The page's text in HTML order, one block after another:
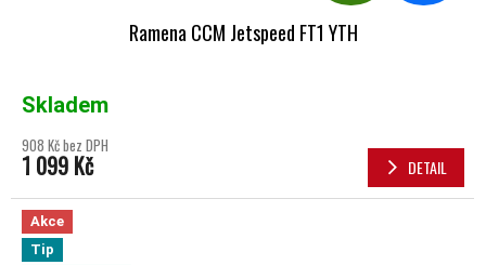
Ramena CCM Jetspeed FT1 YTH
Skladem
908 Kč bez DPH
1 099 Kč DETAIL
Akce
Tip